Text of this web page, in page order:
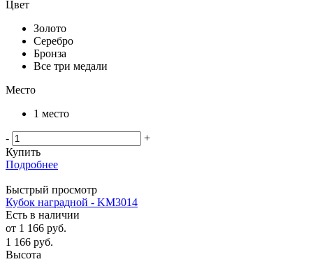
Цвет
Золото
Серебро
Бронза
Все три медали
Место
1 место
-
+
Купить
Подробнее
Быстрый просмотр
Кубок наградной - KM3014
Есть в наличии
от 1 166 руб.
1 166 руб.
Высота